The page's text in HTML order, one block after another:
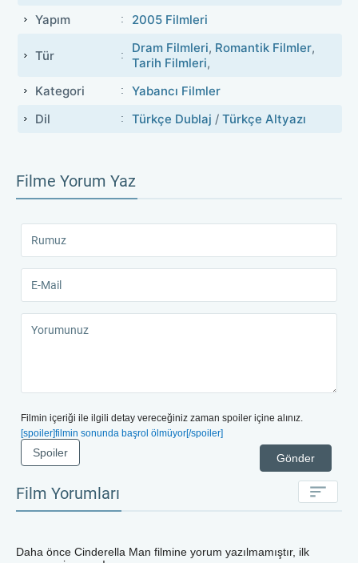
Yapım
2005 Filmleri
Tür Dram Filmleri, Romantik Filmler,
Tarih Filmleri,
Kategori
Yabancı Filmler
Dil
Türkçe Dublaj / Türkçe Altyazı
Filme Yorum Yaz
Filmin içeriği ile ilgili detay vereceğiniz zaman spoiler içine alınız.
[spoiler]filmin sonunda başrol ölmüyor[/spoiler]
Gönder
Spoiler
Film Yorumları
Daha önce Cinderella Man filmine yorum yazılmamıştır, ilk